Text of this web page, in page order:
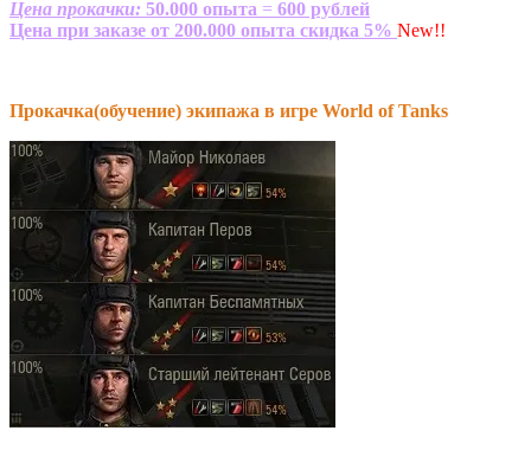
Цена прокачки: 50.000 опыта = 600 рублей
Цена при заказе от 200.000 опыта скидка 5% New!!
Прокачка(обучение) экипажа в игре World of Tanks